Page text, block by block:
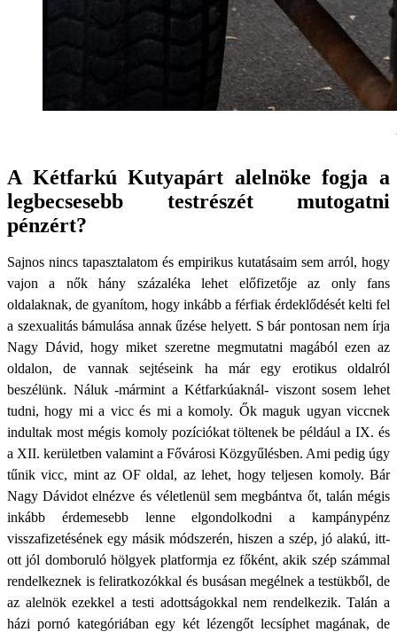
A Kétfarkú Kutyapárt alelnöke fogja a
legbecsesebb testrészét mutogatni
pénzért?
Sajnos nincs tapasztalatom és empirikus kutatásaim sem arról, hogy
vajon a nők hány százaléka lehet előfizetője az only fans
oldalaknak, de gyanítom, hogy inkább a férfiak érdeklődését kelti fel
a szexualitás bámulása annak űzése helyett. S bár pontosan nem írja
Nagy Dávid, hogy miket szeretne megmutatni magából ezen az
oldalon, de vannak sejtéseink ha már egy erotikus oldalról
beszélünk. Náluk -mármint a Kétfarkúaknál- viszont sosem lehet
tudni, hogy mi a vicc és mi a komoly. Ők maguk ugyan viccnek
indultak most mégis komoly pozíciókat töltenek be például a IX. és
a XII. kerületben valamint a Fővárosi Közgyűlésben. Ami pedig úgy
tűnik vicc, mint az OF oldal, az lehet, hogy teljesen komoly. Bár
Nagy Dávidot elnézve és véletlenül sem megbántva őt, talán mégis
inkább érdemesebb lenne elgondolkodni a kampánypénz
visszafizetésének egy másik módszerén, hiszen a szép, jó alakú, itt-
ott jól domboruló hölgyek platformja ez főként, akik szép számmal
rendelkeznek is feliratkozókkal és busásan megélnek a testükből, de
az alelnök ezekkel a testi adottságokkal nem rendelkezik. Talán a
házi pornó kategóriában egy két lézengőt lecsíphet magának, de